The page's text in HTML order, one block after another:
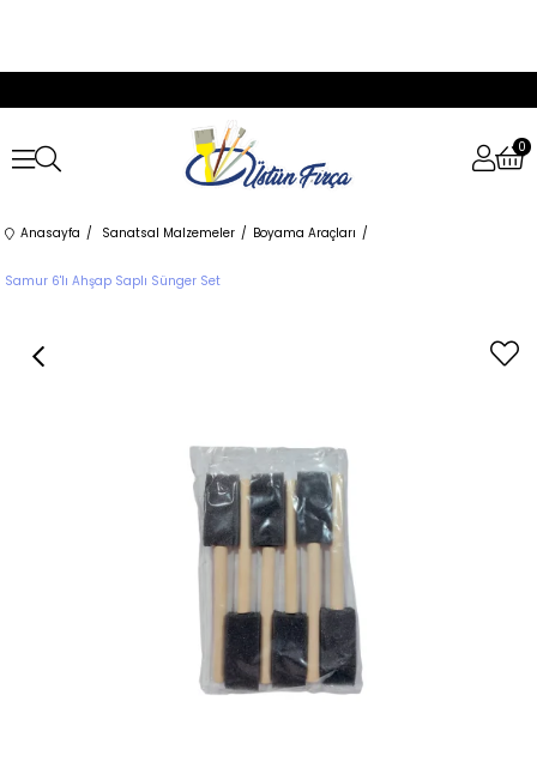
0
Anasayfa Sanatsal Malzemeler Boyama Araçları
Samur 6'lı Ahşap Saplı Sünger Set